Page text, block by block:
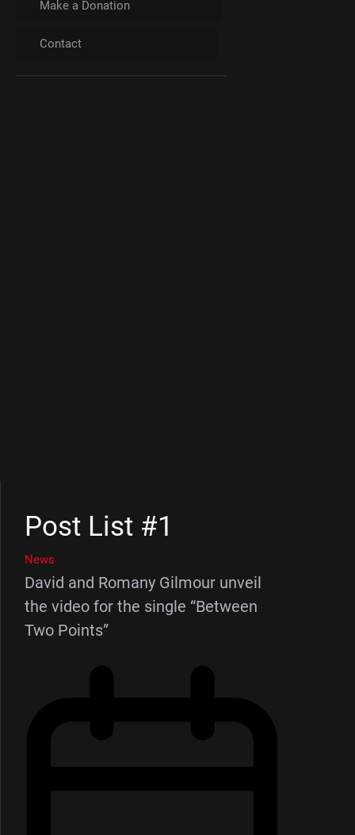
Make a Donation
Contact
Post List #1
News
David and Romany Gilmour unveil
the video for the single “Between
Two Points”